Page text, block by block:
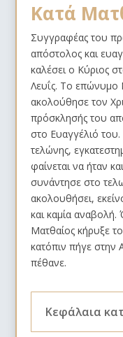
Κατά
Συγγραφέας του
απόστολος και
καλέσει ο Κύριος
Λευΐς. Το επώνυμο
ακολούθησε τον
πρόσκλησής του
στο Ευαγγέλιό
τελώνης,
φαίνεται να ήταν
συνάντησε στο
ακολουθήσει,
και καμία
Ματθαίος κήρυξε
κατόπιν πήγε στην
πέθανε.
Κεφάλαια